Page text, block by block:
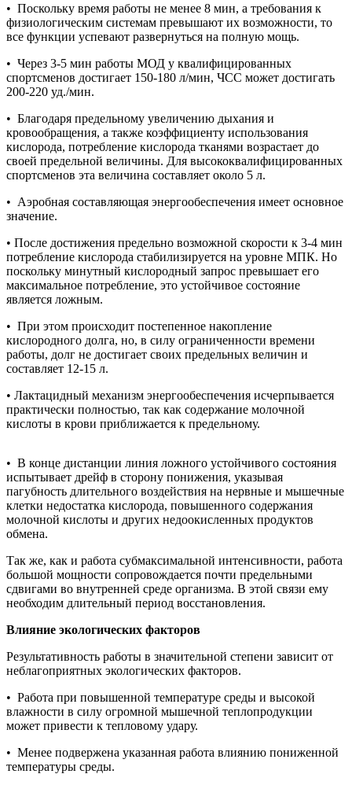
• Поскольку время работы не менее 8 мин, а требования к
физиологическим системам превышают их возможности, то
все функции успевают развернуться на полную мощь.
• Через 3-5 мин работы МОД у квалифицированных
спортсменов достигает 150-180 л/мин, ЧСС может достигать
200-220 уд./мин.
• Благодаря предельному увеличению дыхания и
кровообращения, а также коэффициенту использования
кислорода, потребление кислорода тканями возрастает до
своей предельной величины. Для высококвалифицированных
спортсменов эта величина составляет около 5 л.
• Аэробная составляющая энергообеспечения имеет основное
значение.
• После достижения предельно возможной скорости к 3-4 мин
потребление кислорода стабилизируется на уровне МПК. Но
поскольку минутный кислородный запрос превышает его
максимальное потребление, это устойчивое состояние
является ложным.
• При этом происходит постепенное накопление
кислородного долга, но, в силу ограниченности времени
работы, долг не достигает своих предельных величин и
составляет 12-15 л.
• Лактацидный механизм энергообеспечения исчерпывается
практически полностью, так как содержание молочной
кислоты в крови приближается к предельному.
• В конце дистанции линия ложного устойчивого состояния
испытывает дрейф в сторону понижения, указывая
пагубность длительного воздействия на нервные и мышечные
клетки недостатка кислорода, повышенного содержания
молочной кислоты и других недоокисленных продуктов
обмена.
Так же, как и работа субмаксимальной интенсивности, работа
большой мощности сопровождается почти предельными
сдвигами во внутренней среде организма. В этой связи ему
необходим длительный период восстановления.
Влияние экологических факторов
Результативность работы в значительной степени зависит от
неблагоприятных экологических факторов.
• Работа при повышенной температуре среды и высокой
влажности в силу огромной мышечной теплопродукции
может привести к тепловому удару.
• Менее подвержена указанная работа влиянию пониженной
температуры среды.